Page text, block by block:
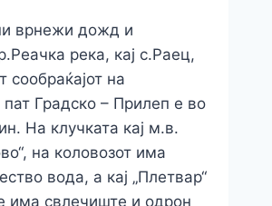
врнежи дожд и
река, кај с.Раец,
сообраќајот на
пат Градско – Прилеп е во
На клучката кај м.в.
на коловозот има
вода, а кај „Плетвар“
има свлечиште и одрон